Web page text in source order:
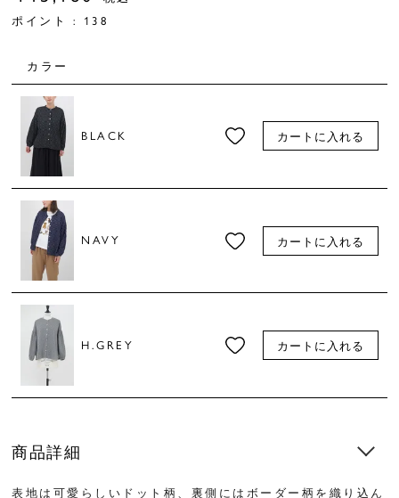
ポイント : 138
カラー
BLACK カートに入れる
NAVY カートに入れる
H.GREY カートに入れる
商品詳細
表地は可愛らしいドット柄、裏側にはボーダー柄を織り込ん